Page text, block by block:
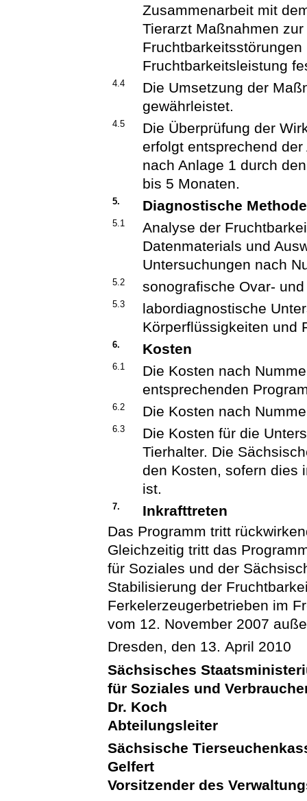
Zusammenarbeit mit
Tierarzt Maßnahmen
Fruchtbarkeitsleistung
4.4
Die Umsetzung der
gewährleistet.
4.5
Die Überprüfung der
erfolgt entsprechend
nach Anlage 1 durch
bis 5 Monaten.
5. Diagnostische
5.1
Analyse der
Datenmaterials und
Untersuchungen nach
5.2 sonografische Ovar-
5.3
labordiagnostische
Körperflüssigkeiten und
6. Kosten
6.1
Die Kosten nach
entsprechenden
6.2 Die Kosten nach
6.3
Die Kosten für die
Tierhalter. Die
den Kosten, sofern dies
ist.
7.
Inkrafttreten
Das Programm tritt
Gleichzeitig tritt das
für Soziales und der
Stabilisierung der
Ferkelerzeugerbetrieben im
vom 12. November 2007
Dresden, den 13. April 2010
Sächsisches
für Soziales und
Dr. Koch
Abteilungsleiter
Sächsische
Gelfert
Vorsitzender des